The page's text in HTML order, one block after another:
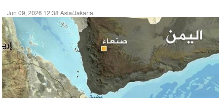
Jun 09, 2026 12:38 Asia/Jakarta